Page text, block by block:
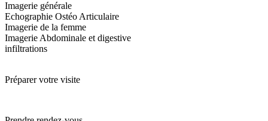
Imagerie générale
Echographie Ostéo Articulaire
Imagerie de la femme
Imagerie Abdominale et digestive
infiltrations
Préparer votre visite